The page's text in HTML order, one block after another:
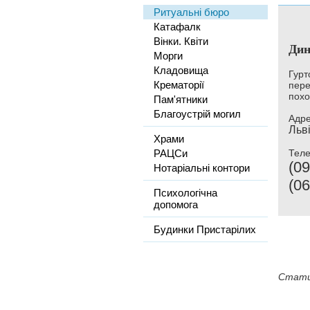
Ритуальні бюро
Катафалк
Вінки. Квіти
Морги
Кладовища
Крематорії
Пам'ятники
Благоустрій могил
Храми
РАЦСи
Нотаріальні контори
Психологічна
допомога
Будинки Пристарілих